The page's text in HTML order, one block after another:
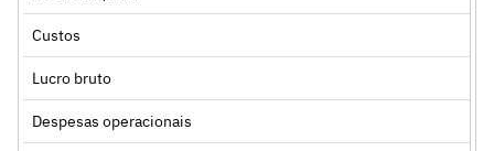
Custos
Lucro bruto
Despesas operacionais